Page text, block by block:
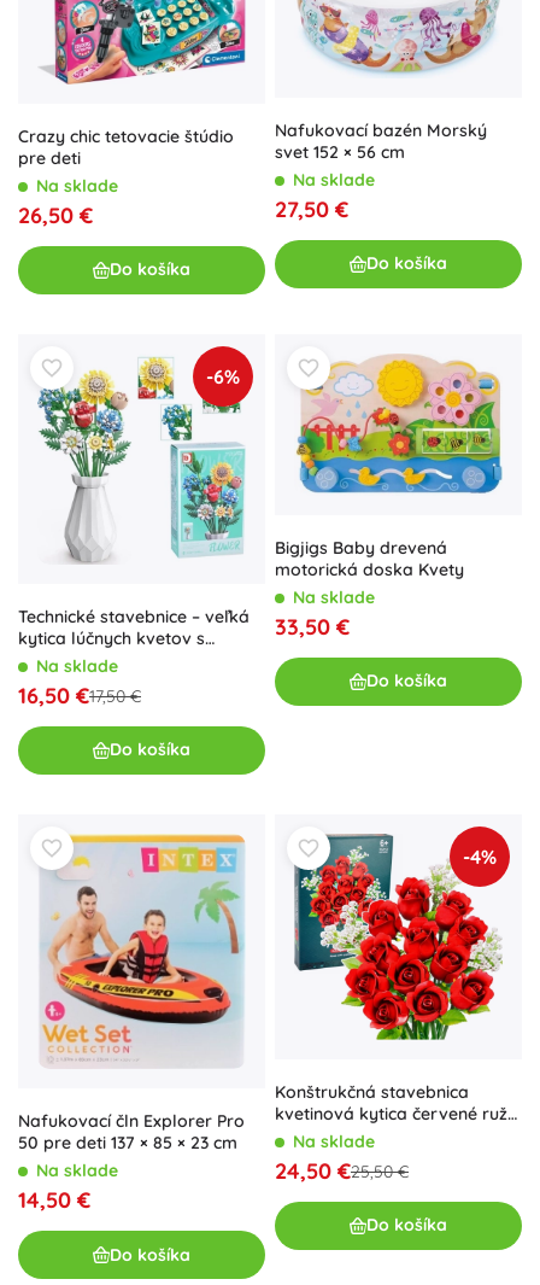
Crazy chic tetovacie štúdio
pre deti
Na sklade
26,50 €
Do košíka
Nafukovací bazén Morský
svet 152 × 56 cm
Na sklade
27,50 €
Do košíka
-6%
Technické stavebnice – veľká
kytica lúčnych kvetov s
flakónom, 618 dielikov
Na sklade
16,50 €17,50 €
Do košíka
Bigjigs Baby drevená
motorická doska Kvety
Na sklade
33,50 €
Do košíka
Nafukovací čln Explorer Pro
50 pre deti 137 × 85 × 23 cm
Na sklade
14,50 €
Do košíka
-4%
Konštrukčná stavebnica
kvetinová kytica červené ruže
a gypsophila, 952 dielikov
Na sklade
24,50 €25,50 €
Do košíka